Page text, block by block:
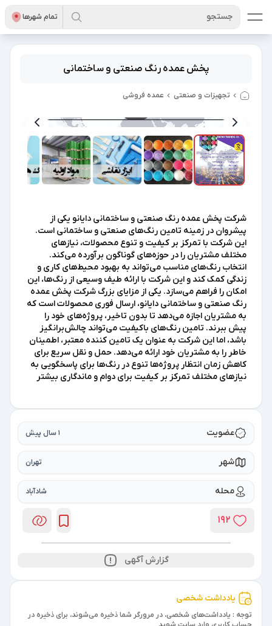
تمام شهر‌ها جستجو
پخش عمده رنگ صنعتی و ساختمانی
تجهیزات و صنعتی عمده فروشی
شرکت پخش عمده رنگ صنعتی و ساختمانی دایانو یکی از
پیشروان در زمینه تامین رنگ‌های صنعتی و ساختمانی است.
این شرکت با تمرکز بر کیفیت و تنوع محصولات، نیازهای
مختلف مشتریان را در حوزه‌های گوناگون برآورده می‌کند.
انتخاب رنگ‌های مناسب می‌تواند به بهبود محیط‌های کاری و
زندگی کمک کند و این شرکت با ارائه طیف وسیعی از رنگ‌ها، این
امکان را فراهم می‌سازد. یکی از مزایای بزرگ شرکت پخش عمده
رنگ صنعتی و ساختمانی دایانو، ارسال فوری محصولات است که
به مشتریان اجازه می‌دهد تا بدون تاخیر، پروژه‌های خود را
پیش ببرند. تامین رنگ‌های باکیفیت می‌تواند چالش‌برانگیز
باشد، اما این شرکت به عنوان یک تامین کننده معتبر، اطمینان
خاطر را به مشتریان خود ارائه می‌دهد. حمل و نقل سریع برای
کاهش زمان انتظار پروژه‌ها تنوع در رنگ‌ها برای پاسخگویی به
نیازهای مختلف تمرکز بر کیفیت برای دوام و ماندگاری بیشتر
عضویت 1 سال پیش
شهر تهران
محله شادآباد
گزارش آگهی
یادداشت شخصی
توجه : یادداشت‌های شخصی، در مرورگر شما ذخیره می‌شوند، برای ذخیره در